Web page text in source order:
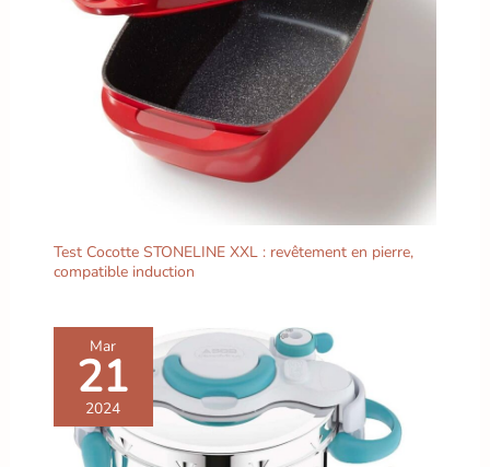
Test Cocotte STONELINE XXL : revêtement en pierre,
compatible induction
Mar
21
2024